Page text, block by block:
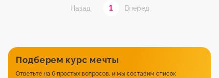
Назад 1 Вперед
Подберем курс мечты
Ответьте на 6 простых вопросов, и мы составим список